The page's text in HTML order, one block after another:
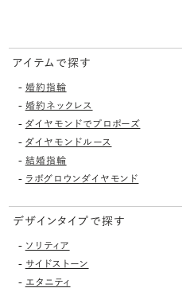
アイテムで探す
- 婚約指輪
- 婚約ネックレス
- ダイヤモンドでプロポーズ
- ダイヤモンドルース
- 結婚指輪
- ラボグロウンダイヤモンド
デザインタイプで探す
- ソリティア
- サイドストーン
- エタニティ